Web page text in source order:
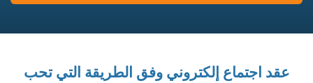
عقد اجتماع إلكتروني وفق الطريقة التي تحب